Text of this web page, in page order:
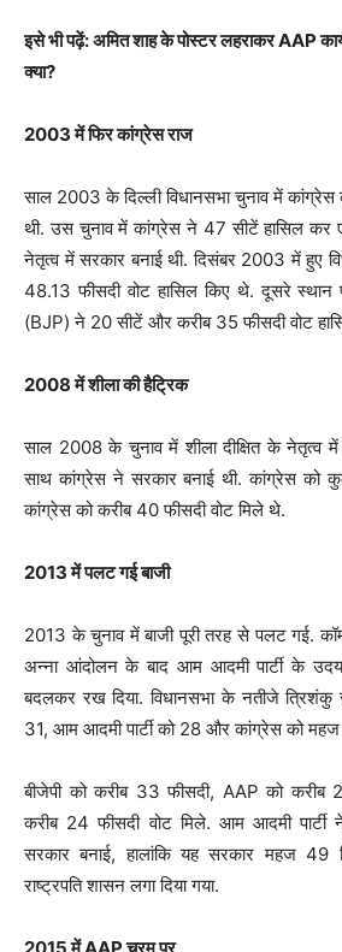
इसे भी पढ़ें: अमित शाह के पोस्टर लहराकर AAP
क्या?
2003 में फिर कांग्रेस राज
साल 2003 के दिल्ली विधानसभा चुनाव में कांग्रेस
थी. उस चुनाव में कांग्रेस ने 47 सीटें हासिल कर
नेतृत्व में सरकार बनाई थी. दिसंबर 2003 में हुए
48.13 फीसदी वोट हासिल किए थे. दूसरे स्थान
(BJP) ने 20 सीटें और करीब 35 फीसदी वोट
2008 में शीला की हैट्रिक
साल 2008 के चुनाव में शीला दीक्ष‍ित के नेतृत्व में
साथ कांग्रेस ने सरकार बनाई थी. कांग्रेस को
कांग्रेस को करीब 40 फीसदी वोट मिले थे.
2013 में पलट गई बाजी
2013 के चुनाव में बाजी पूरी तरह से पलट गई.
अन्ना आंदोलन के बाद आम आदमी पार्टी के
बदलकर रख दिया. विधानसभा के नतीजे त्रिशंकु
31, आम आदमी पार्टी को 28 और कांग्रेस को महज
बीजेपी को करीब 33 फीसदी, AAP को करीब
करीब 24 फीसदी वोट मिले. आम आदमी
सरकार बनाई, हालांकि यह सरकार महज
राष्ट्रपति शासन लगा दिया गया.